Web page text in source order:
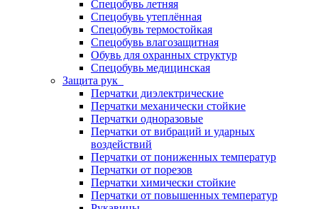
Спецобувь летняя
Спецобувь утеплённая
Спецобувь термостойкая
Спецобувь влагозащитная
Обувь для охранных структур
Спецобувь медицинская
Защита рук
Перчатки диэлектрические
Перчатки механически стойкие
Перчатки одноразовые
Перчатки от вибраций и ударных
воздействий
Перчатки от пониженных температур
Перчатки от порезов
Перчатки химически стойкие
Перчатки от повышенных температур